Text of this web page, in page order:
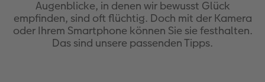
Jahrbuch gestalten
CEWE FOTOBUCH Kids
Nature Prints
Bilderboxen
Photo Streetmap Poster
Acrylglas
Dankeskarten Kommunion
Dankeskarten
Textilien
Schule & Büro
Wandkalender mit Design
NEU: Wandkalender Fineline
Max Case
Smartflip
nachhaltiger Schenken
Danke sagen
Augenblicke, in denen wir bewusst Glück
empfinden, sind oft flüchtig. Doch mit der Kamera
oder Ihrem Smartphone können Sie sie festhalten.
Das sind unsere passenden Tipps.